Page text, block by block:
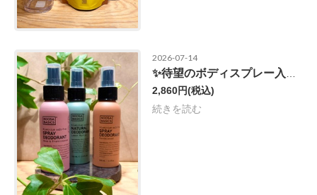
2026-07-14
2,860円(税込)
続きを読む